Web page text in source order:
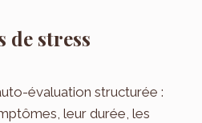
de stress
évaluation structurée :
leur durée, les